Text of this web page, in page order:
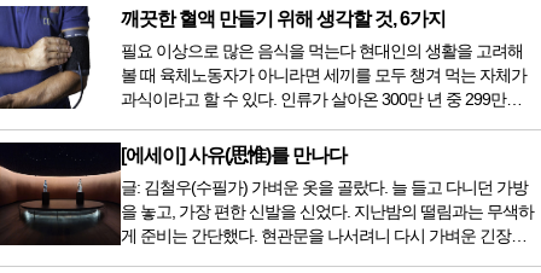
오면서 암을 치료하는 방법이 하나 더 추가되었습니다. 중입
자 치료를 받기 위해서는 일본이나 독일 등 중입자 치료기가
있는 나라에 가서 힘들게 치료받았지만 얼마 전 국내 도입 후
전립선암 환자를 시작으로 중입자 치료기가 가동되었습니다.
치료 범위가 한정되어 모든 암 환자가 중입자 치료를 받을 수
는 없지만 치료...
깨끗한 혈액 만들기 위해 생각할 것, 6가지
필요 이상으로 많은 음식을 먹는다 현대인의 생활을 고려해
볼 때 육체노동자가 아니라면 세끼를 모두 챙겨 먹는 자체가
과식이라고 할 수 있다. 인류가 살아온 300만 년 중 299만
저녁을 습관적으로 음식을 섭취한다. 게다가 밤늦은 시간까지
음식을 먹거나, 아침에 식욕이 없는데도 ‘아침을 먹어야 하루
가 활기차다’라는 이야기에 사로잡혀 억지로 먹는 경우가 많
다. 식욕이 없다는 느낌은 본능이 보내는 신호다. 즉 먹어도 소
화할 힘이 없다거나 더 이상 먹으면 혈액 안에 잉여물...
[에세이] 사유(思惟)를 만나다
글: 김철우(수필가) 가벼운 옷을 골랐다. 늘 들고 다니던 가방
을 놓고, 가장 편한 신발을 신었다. 지난밤의 떨림과는 무색하
게 준비는 간단했다. 현관문을 나서려니 다시 가벼운 긴장감